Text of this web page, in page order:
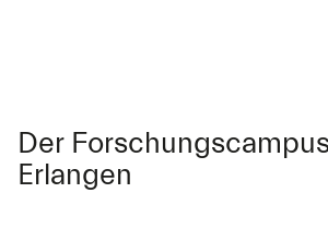
Der
Erlangen